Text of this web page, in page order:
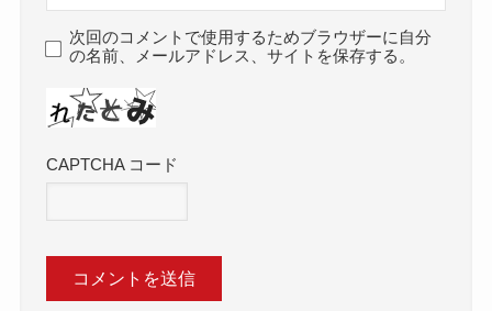
次回のコメントで使用するためブラウザーに自分
の名前、メールアドレス、サイトを保存する。
CAPTCHA コード